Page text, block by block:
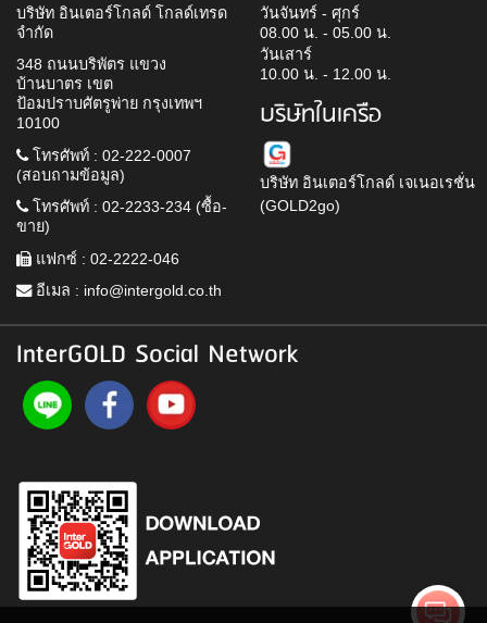
บริษัท อินเตอร์โกลด์ โกลด์เทรด
จำกัด
348 ถนนบริพัตร แขวง
บ้านบาตร เขต
ป้อมปราบศัตรูพ่าย กรุงเทพฯ
10100
โทรศัพท์ : 02-222-0007
(สอบถามข้อมูล)
โทรศัพท์ : 02-2233-234 (ซื้อ-
ขาย)
แฟกซ์ : 02-2222-046
อีเมล : info@intergold.co.th
วันจันทร์ - ศุกร์
08.00 น. - 05.00 น.
วันเสาร์
10.00 น. - 12.00 น.
บริษัทในเครือ
บริษัท อินเตอร์โกลด์ เจเนอเรชั่น
(GOLD2go)
InterGOLD Social Network